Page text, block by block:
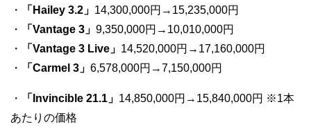
・
「Hailey 3.2」 14,300,000円→15,235,000円
・
「Vantage 3」 9,350,000円→10,010,000円
・
「Vantage 3 Live」 14,520,000円→17,160,000円
・
「Carmel 3」 6,578,000円→7,150,000円
・ 「Invincible 21.1」 14,850,000円→15,840,000円 ※1本
あたりの価格